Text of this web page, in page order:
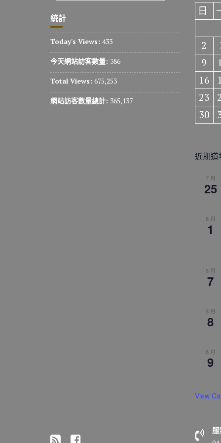
統計
Today's Views: 433
今天網站訪客數量: 386
Total Views: 675,253
網站訪客數量總計: 365,137
日
2
9
16
23
30
近期道
7 月
25
8 月
1
8 月
7
8 月
8
8 月
9
View